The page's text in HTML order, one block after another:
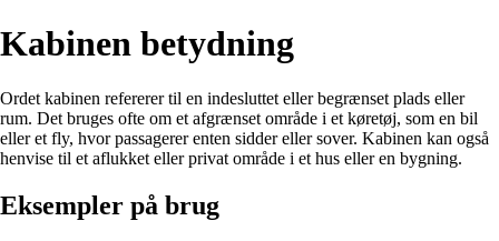
Kabinen betydning
Ordet kabinen refererer til en indesluttet eller begrænset plads eller
rum. Det bruges ofte om et afgrænset område i et køretøj, som en bil
eller et fly, hvor passagerer enten sidder eller sover. Kabinen kan også
henvise til et aflukket eller privat område i et hus eller en bygning.
Eksempler på brug